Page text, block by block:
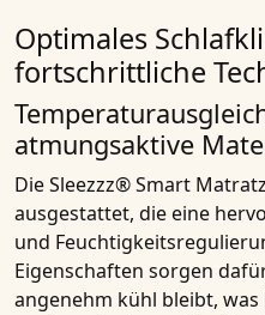
Optimales
fortschrittliche
atmungsaktive
Die Sleezzz® Smart
ausgestattet, die eine
und
Eigenschaften sorgen
angenehm kühl bleibt,